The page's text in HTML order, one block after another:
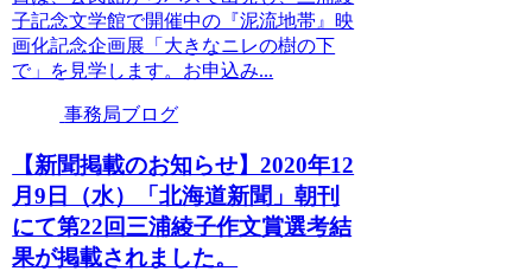
子記念文学館で開催中の『泥流地帯』映
画化記念企画展「大きなニレの樹の下
で」を見学します。お申込み...
事務局ブログ
【新聞掲載のお知らせ】2020年12
月9日（水）「北海道新聞」朝刊
にて第22回三浦綾子作文賞選考結
果が掲載されました。